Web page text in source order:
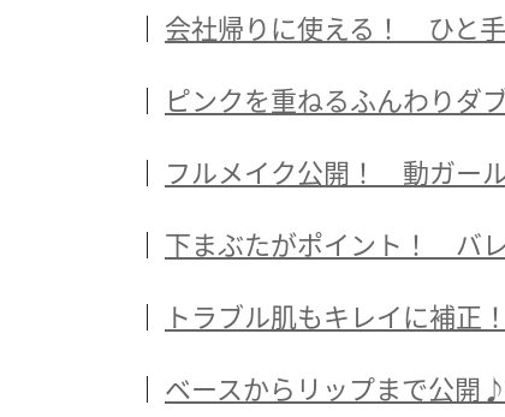
会社帰りに使える！ ひと
ピンクを重ねるふんわりダ
フルメイク公開！ 動ガー
下まぶたがポイント！ バ
トラブル肌もキレイに補
ベースからリップまで公